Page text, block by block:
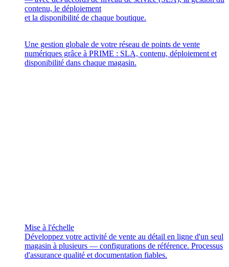
contenu, le déploiement
et la disponibilité de chaque boutique.
Une gestion globale de votre réseau de points de vente
numériques grâce à PRIME : SLA, contenu, déploiement et
disponibilité dans chaque magasin.
Mise à l'échelle
Développez votre activité de vente au détail en ligne d'un seul
magasin à plusieurs — configurations de référence. Processus
d'assurance qualité et documentation fiables.